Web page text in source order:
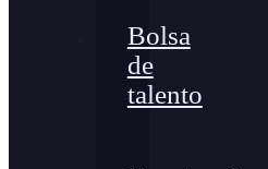
Bolsa
de
talento